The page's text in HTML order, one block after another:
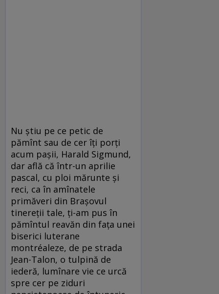
Nu ştiu pe ce petic de
pămînt sau de cer îţi porţi
acum paşii, Harald Sigmund,
dar află că într-un aprilie
pascal, cu ploi mărunte şi
reci, ca în amînatele
primăveri din Braşovul
tinereţii tale, ţi-am pus în
pămîntul reavăn din faţa unei
biserici luterane
montréaleze, de pe strada
Jean-Talon, o tulpină de
iederă, lumînare vie ce urcă
spre cer pe ziduri